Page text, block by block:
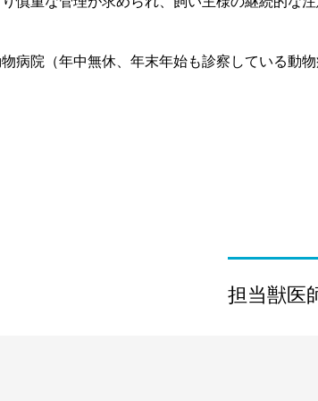
病院（年中無休、年末年始も診察している動物
担当獣医